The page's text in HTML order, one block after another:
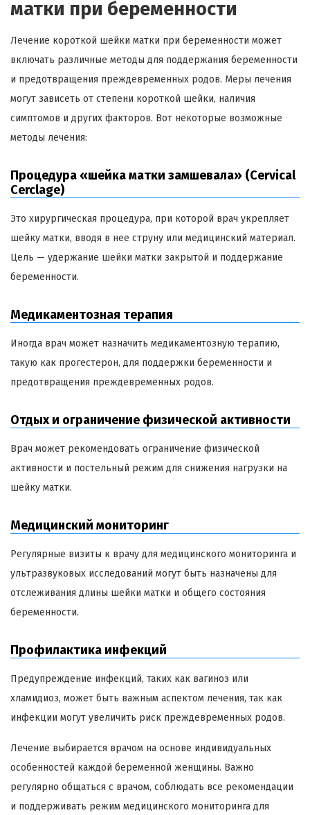
матки при беременности
Лечение короткой шейки матки при беременности может
включать различные методы для поддержания беременности
и предотвращения преждевременных родов. Меры лечения
могут зависеть от степени короткой шейки, наличия
симптомов и других факторов. Вот некоторые возможные
методы лечения:
Процедура «шейка матки замшевала» (Cervical
Cerclage)
Это хирургическая процедура, при которой врач укрепляет
шейку матки, вводя в нее струну или медицинский материал.
Цель — удержание шейки матки закрытой и поддержание
беременности.
Медикаментозная терапия
Иногда врач может назначить медикаментозную терапию,
такую как прогестерон, для поддержки беременности и
предотвращения преждевременных родов.
Отдых и ограничение физической активности
Врач может рекомендовать ограничение физической
активности и постельный режим для снижения нагрузки на
шейку матки.
Медицинский мониторинг
Регулярные визиты к врачу для медицинского мониторинга и
ультразвуковых исследований могут быть назначены для
отслеживания длины шейки матки и общего состояния
беременности.
Профилактика инфекций
Предупреждение инфекций, таких как вагиноз или
хламидиоз, может быть важным аспектом лечения, так как
инфекции могут увеличить риск преждевременных родов.
Лечение выбирается врачом на основе индивидуальных
особенностей каждой беременной женщины. Важно
регулярно общаться с врачом, соблюдать все рекомендации
и поддерживать режим медицинского мониторинга для